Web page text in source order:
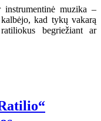
muzika –
kad tykų vakarą
begriežiant ar